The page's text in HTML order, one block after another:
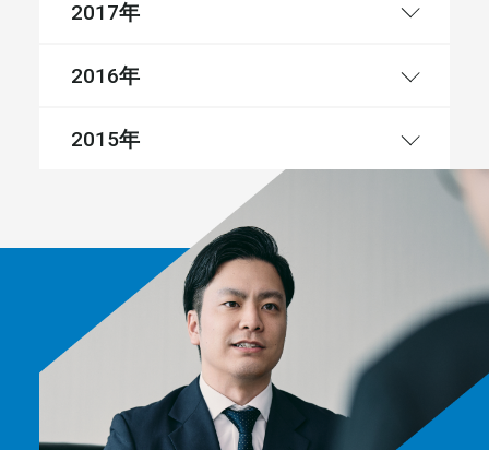
2017年
2016年
2015年